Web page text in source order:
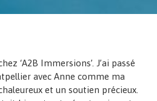
‘A2B Immersions’. J’ai passé
avec Anne comme ma
et un soutien précieux.